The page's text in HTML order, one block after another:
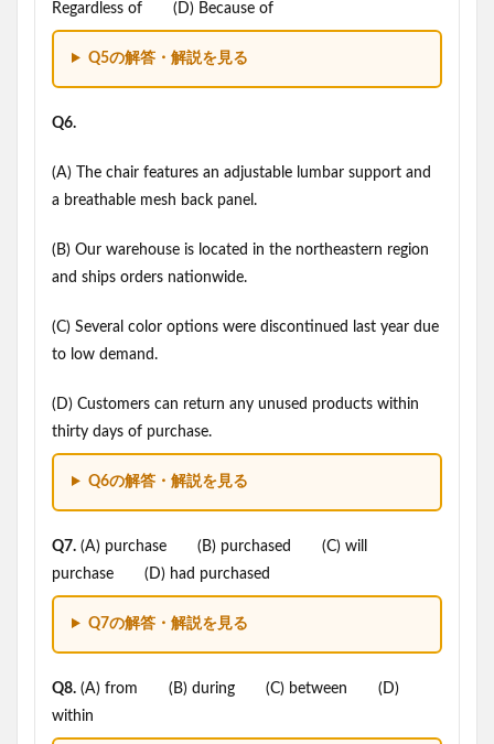
Regardless of (D) Because of
Q5の解答・解説を見る
Q6.
(A) The chair features an adjustable lumbar support and
a breathable mesh back panel.
(B) Our warehouse is located in the northeastern region
and ships orders nationwide.
(C) Several color options were discontinued last year due
to low demand.
(D) Customers can return any unused products within
thirty days of purchase.
Q6の解答・解説を見る
Q7. (A) purchase (B) purchased (C) will
purchase (D) had purchased
Q7の解答・解説を見る
Q8. (A) from (B) during (C) between (D)
within